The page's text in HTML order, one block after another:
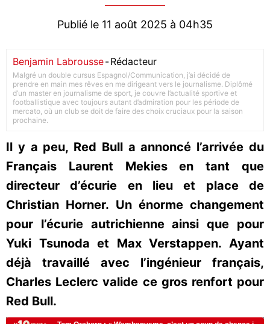
Publié le 11 août 2025 à 04h35
Benjamin Labrousse-Rédacteur
Malgré un double cursus Espagnol/Communication, j’ai décidé de
prendre en main mes rêves en me dirigeant vers le journalisme. Diplômé
d’un master en journalisme de sport, je couvre l’actualité sportive et
footballistique avec toujours autant d’admiration pour les période de
mercato, où un club se doit de faire des choix cruciaux pour la saison
prochaine.
Il y a peu, Red Bull a annoncé l’arrivée du
Français Laurent Mekies en tant que
directeur d’écurie en lieu et place de
Christian Horner. Un énorme changement
pour l’écurie autrichienne ainsi que pour
Yuki Tsunoda et Max Verstappen. Ayant
déjà travaillé avec l’ingénieur français,
Charles Leclerc valide ce gros renfort pour
Red Bull.